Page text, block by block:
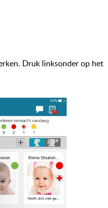
Druk linksonder op het